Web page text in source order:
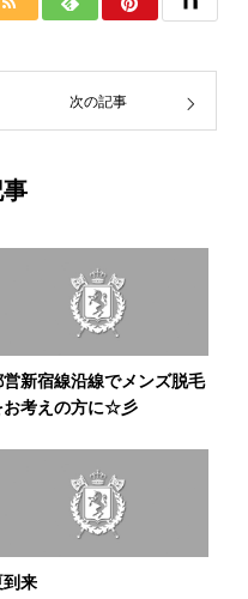
次の記事
営新宿線沿線でメンズ脱毛
お考えの方に☆彡
到来